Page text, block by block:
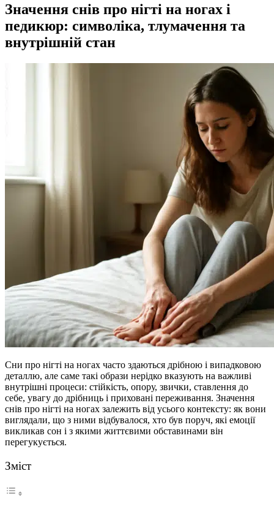
Значення снів про нігті на ногах і
педикюр: символіка, тлумачення та
внутрішній стан
Сни про нігті на ногах часто здаються дрібною і випадковою
деталлю, але саме такі образи нерідко вказують на важливі
внутрішні процеси: стійкість, опору, звички, ставлення до
себе, увагу до дрібниць і приховані переживання. Значення
снів про нігті на ногах залежить від усього контексту: як вони
виглядали, що з ними відбувалося, хто був поруч, які емоції
викликав сон і з якими життєвими обставинами він
перегукується.
Зміст